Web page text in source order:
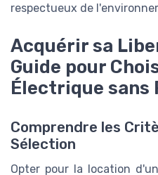
respectueux de
Acquérir sa
Guide pour
Électrique sans
Comprendre les
Sélection
Opter pour la location d'un